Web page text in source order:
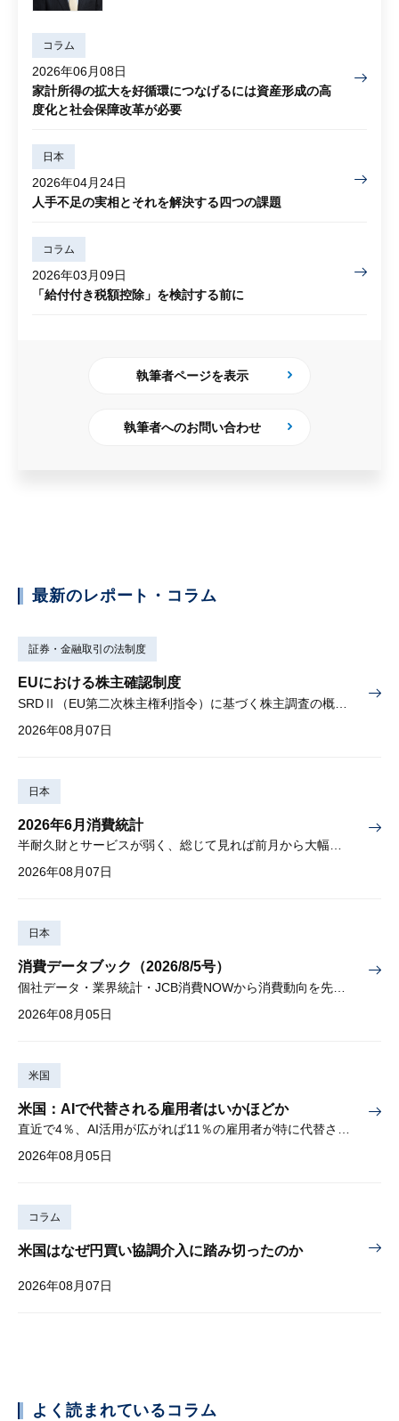
コラム
2026年06月08日
家計所得の拡大を好循環につなげるには資産形成の高
度化と社会保障改革が必要
日本
2026年04月24日
人手不足の実相とそれを解決する四つの課題
コラム
2026年03月09日
「給付付き税額控除」を検討する前に
執筆者ページを表示
執筆者へのお問い合わせ
最新のレポート・コラム
証券・金融取引の法制度
EUにおける株主確認制度
2026年08月07日
日本
2026年6月消費統計
半耐久財とサービスが弱く、総じて見れば前月から大幅に減少
2026年08月07日
日本
消費データブック（2026/8/5号）
2026年08月05日
米国
米国：AIで代替される雇用者はいかほどか
直近で4％、AI活用が広がれば11％の雇用者が特に代替されやすい
2026年08月05日
コラム
米国はなぜ円買い協調介入に踏み切ったのか
2026年08月07日
よく読まれているコラム